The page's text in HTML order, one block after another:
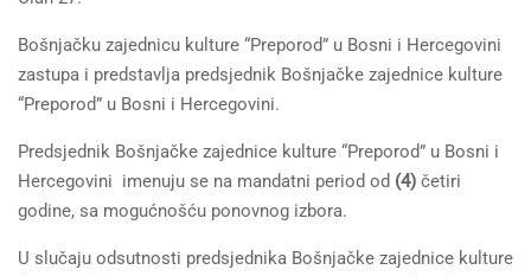
Bošnjačku zajednicu kulture “Preporod” u Bosni i Hercegovini
zastupa i predstavlja predsjednik Bošnjačke zajednice kulture
“Preporod” u Bosni i Hercegovini.
Predsjednik Bošnjačke zajednice kulture “Preporod” u Bosni i
Hercegovini imenuju se na mandatni period od (4) četiri
godine, sa mogućnošću ponovnog izbora.
U slučaju odsutnosti predsjednika Bošnjačke zajednice kulture